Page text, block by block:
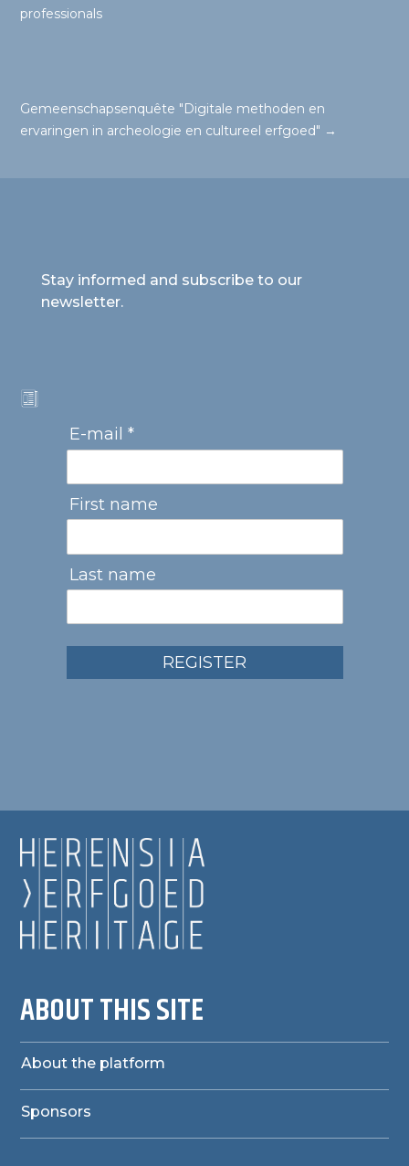
professionals
Gemeenschapsenquête "Digitale methoden en
ervaringen in archeologie en cultureel erfgoed" →
Stay informed and subscribe to our
newsletter.
E-mail *
First name
Last name
REGISTER
ABOUT THIS SITE
About the platform
Sponsors